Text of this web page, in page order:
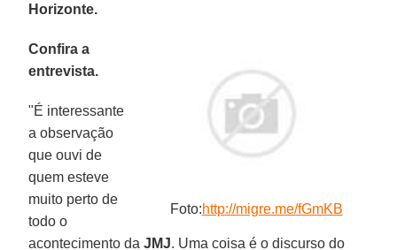
Horizonte.
Foto:http://migre.me/fGmKB
Confira a
entrevista.
"É interessante
a observação
que ouvi de
quem esteve
muito perto de
todo o
acontecimento daJMJ. Uma coisa é o discurso do